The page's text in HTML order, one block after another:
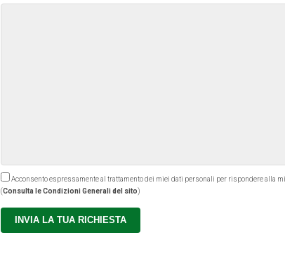
Acconsento espressamente al trattamento dei miei dati personali per rispondere alla
(Consulta le Condizioni Generali del sito)
INVIA LA TUA RICHIESTA